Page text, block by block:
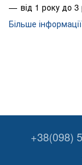
від 1 року до 3
Більше
+38(098)